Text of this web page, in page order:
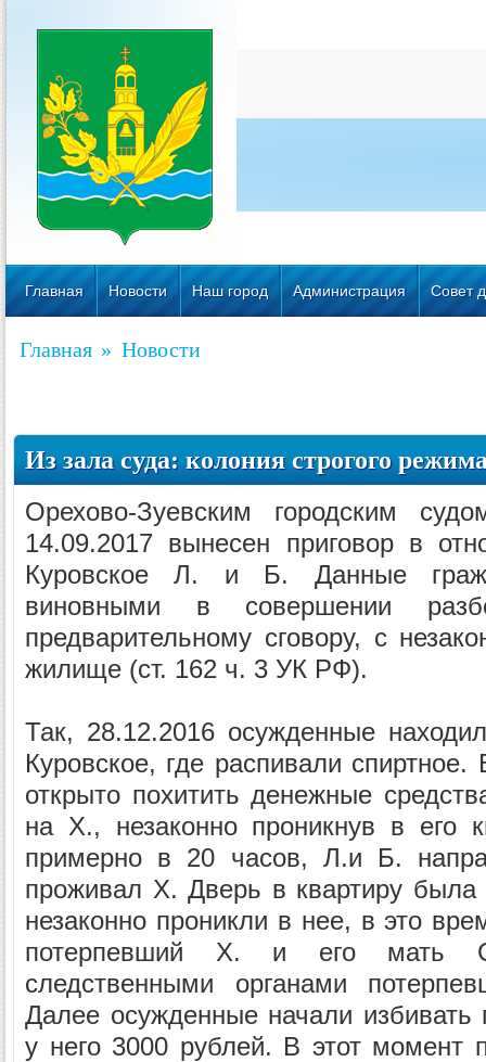
Главная Новости Наш город Администрация Совет
Главная » Новости
Из зала суда: колония строгого
Орехово-Зуевским городским
14.09.2017 вынесен приговор в
Куровское Л. и Б. Данные
виновными в совершении
предварительному сговору, с
жилище (ст. 162 ч. 3 УК РФ).
Так, 28.12.2016 осужденные
Куровское, где распивали
открыто похитить денежные
на Х., незаконно проникнув в его
примерно в 20 часов, Л.и Б.
проживал Х. Дверь в квартиру была
незаконно проникли в нее, в это
потерпевший Х. и его мать
следственными органами
Далее осужденные начали избивать
у него 3000 рублей. В этот момент